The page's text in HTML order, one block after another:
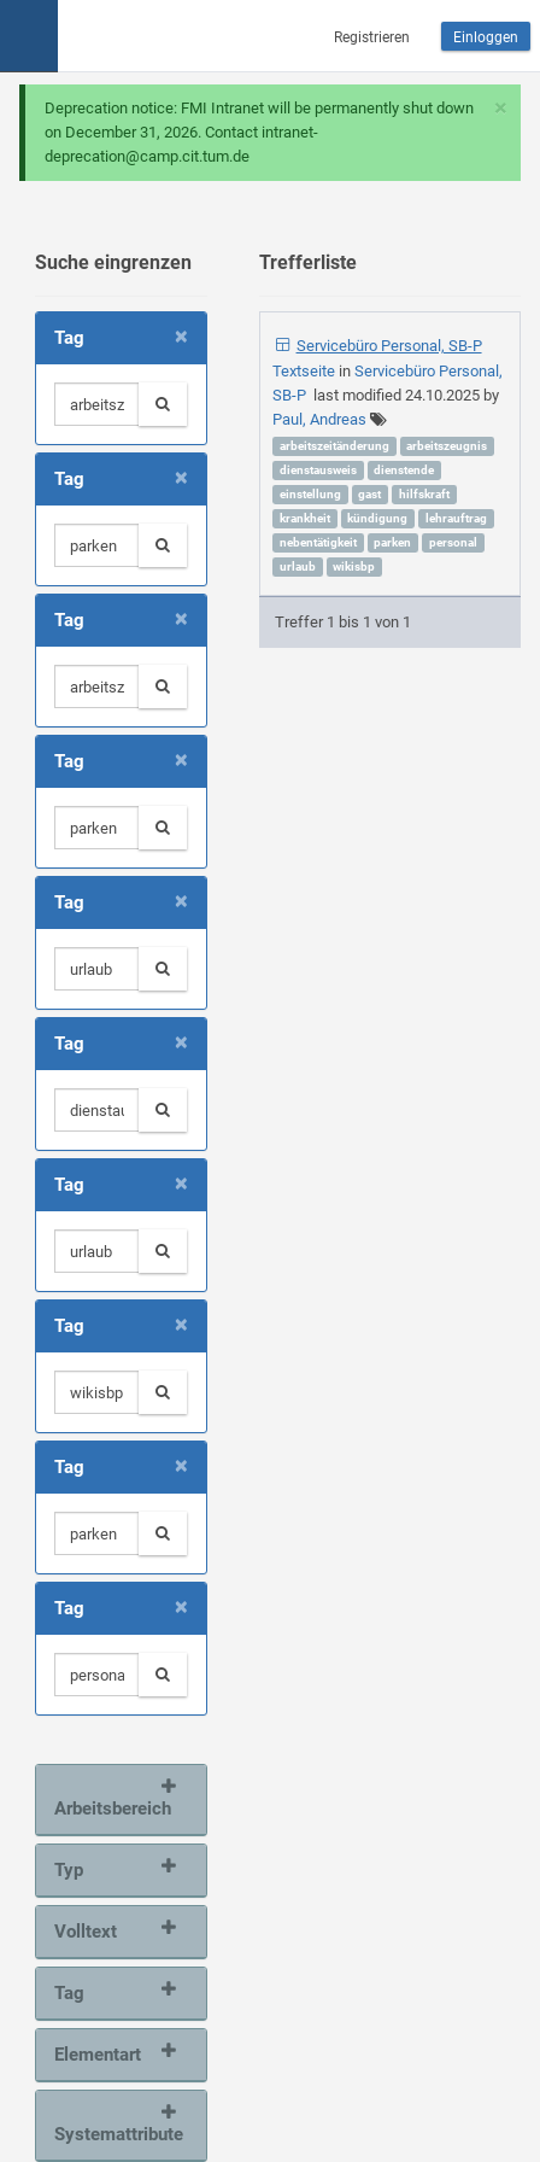
Registrieren Einloggen
×
Deprecation notice: FMI Intranet will be permanently shut down
on December 31, 2026. Contact intranet-
deprecation@camp.cit.tum.de
Suche eingrenzen
×
Tag
×
Tag
×
Tag
×
Tag
×
Tag
×
Tag
×
Tag
×
Tag
×
Tag
×
Tag
Arbeitsbereich
Typ
Volltext
Tag
Elementart
Systemattribute
Trefferliste
Servicebüro Personal, SB-P
Textseite in Servicebüro Personal,
SB-Plast modified 24.10.2025by
Paul, Andreas
arbeitszeitänderung
arbeitszeugnis
dienstausweis
dienstende
einstellung
gast
hilfskraft
krankheit
kündigung
lehrauftrag
nebentätigkeit
parken
personal
urlaub
wikisbp
Treffer 1 bis 1 von 1